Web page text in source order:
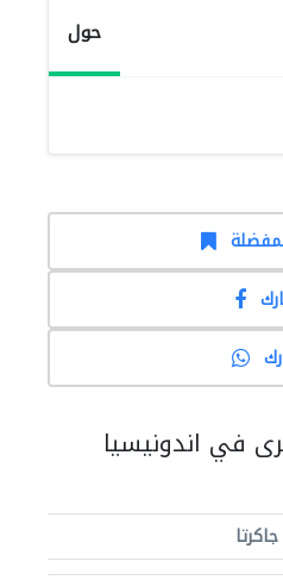
حول
في اندونيسيا
جاكرتا